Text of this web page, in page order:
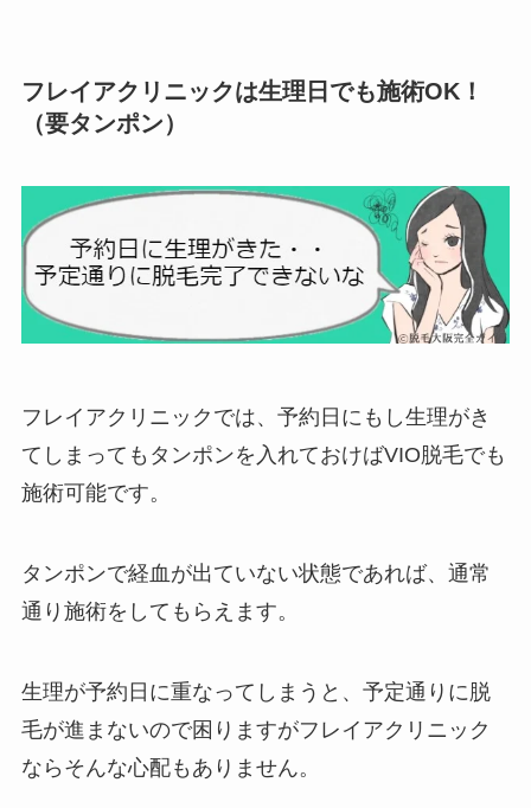
フレイアクリニックは生理日でも施術OK！
（要タンポン）
フレイアクリニックでは、予約日にもし生理がき
てしまってもタンポンを入れておけばVIO脱毛でも
施術可能です。
タンポンで経血が出ていない状態であれば、通常
通り施術をしてもらえます。
生理が予約日に重なってしまうと、予定通りに脱
毛が進まないので困りますがフレイアクリニック
ならそんな心配もありません。